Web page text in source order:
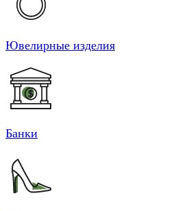
Ювелирные изделия
Банки